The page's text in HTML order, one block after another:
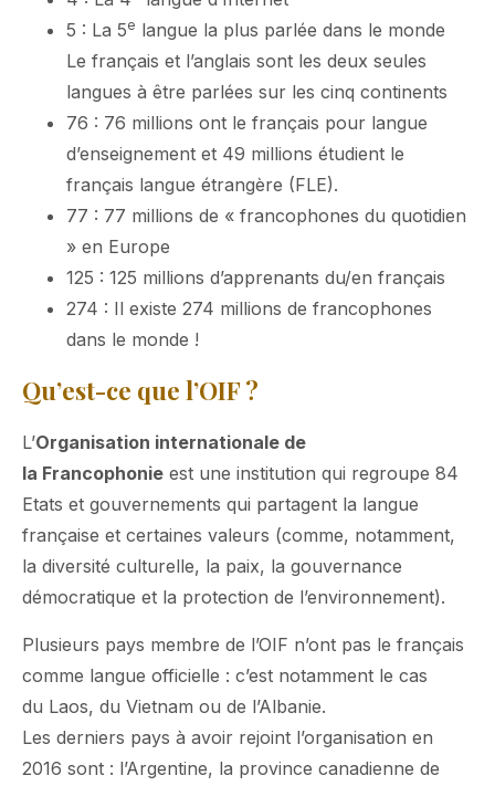
5 : La 5e langue la plus parlée dans le monde
Le français et l’anglais sont les deux seules
langues à être parlées sur les cinq continents
76 : 76 millions ont le français pour langue
d’enseignement et 49 millions étudient le
français langue étrangère (FLE).
77 : 77 millions de « francophones du quotidien
» en Europe
125 : 125 millions d’apprenants du/en français
274 : Il existe 274 millions de francophones
dans le monde !
Qu’est-ce que l’OIF ?
L’Organisation internationale de
la Francophonie est une institution qui regroupe 84
Etats et gouvernements qui partagent la langue
française et certaines valeurs (comme, notamment,
la diversité culturelle, la paix, la gouvernance
démocratique et la protection de l’environnement).
Plusieurs pays membre de l’OIF n’ont pas le français
comme langue officielle : c’est notamment le cas
du Laos, du Vietnam ou de l’Albanie.
Les derniers pays à avoir rejoint l’organisation en
2016 sont : l’Argentine, la province canadienne de